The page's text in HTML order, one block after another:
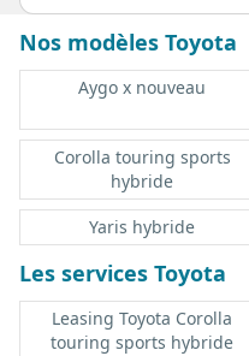
Nos modèles Toyota
Aygo x nouveau
Corolla touring sports
hybride
Yaris hybride
Les services Toyota
Leasing Toyota Corolla
touring sports hybride